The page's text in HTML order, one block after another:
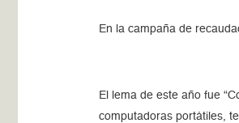
En la campaña de
El lema de este año fue
computadoras portátiles,